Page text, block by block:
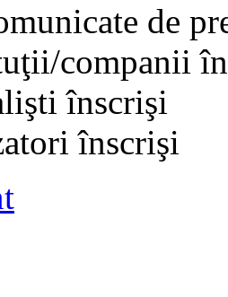
de
companii
înscrişi
înscrişi